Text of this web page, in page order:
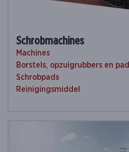
Schrobmachines
Machines
Borstels, opzuigrubbers en
Schrobpads
Reinigingsmiddel